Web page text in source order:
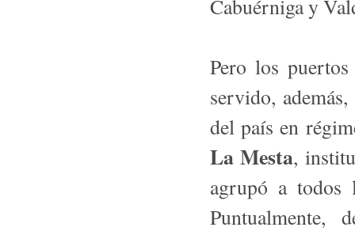
Cabuérniga y
Pero los
servido,
del país en
La Mesta,
agrupó a todos